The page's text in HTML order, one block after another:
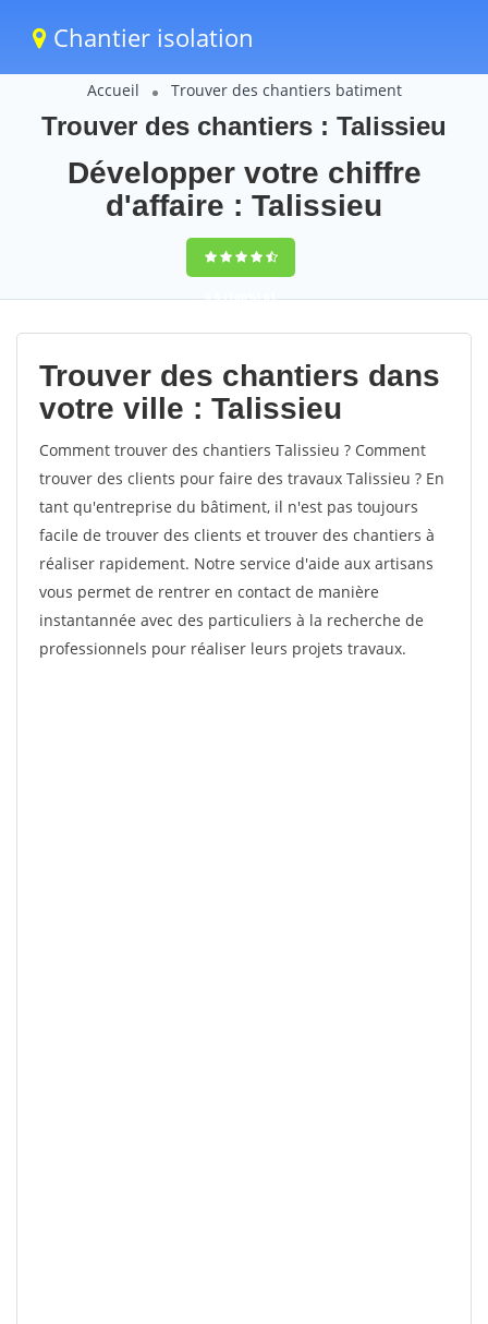
Chantier isolation
Accueil Trouver des chantiers batiment
Trouver des chantiers : Talissieu
Développer votre chiffre
d'affaire : Talissieu
9,5(100%)61
votes
Trouver des chantiers dans
votre ville : Talissieu
Comment trouver des chantiers Talissieu ? Comment
trouver des clients pour faire des travaux Talissieu ? En
tant qu'entreprise du bâtiment, il n'est pas toujours
facile de trouver des clients et trouver des chantiers à
réaliser rapidement. Notre service d'aide aux artisans
vous permet de rentrer en contact de manière
instantannée avec des particuliers à la recherche de
professionnels pour réaliser leurs projets travaux.